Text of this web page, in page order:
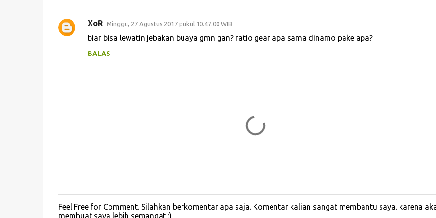
K
XoR Minggu, 27 Agustus 2017 pukul 10.47.00 WIB
biar bisa lewatin jebakan buaya gmn gan? ratio gear apa sama dinamo pake apa?
BALAS
P
Feel Free for Comment. Silahkan berkomentar apa saja. Komentar kalian sangat membantu saya. karena
membuat saya lebih semangat :)